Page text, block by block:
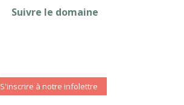
Suivre le domaine
S'inscrire à notre infolettre